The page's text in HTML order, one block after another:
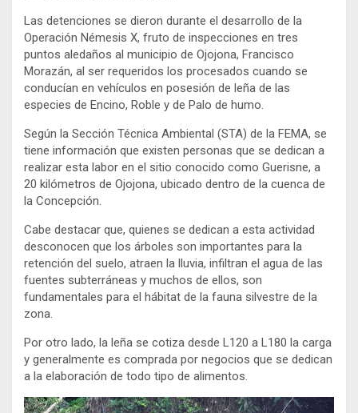
Las detenciones se dieron durante el desarrollo de la
Operación Némesis X, fruto de inspecciones en tres
puntos aledaños al municipio de Ojojona, Francisco
Morazán, al ser requeridos los procesados cuando se
conducían en vehículos en posesión de leña de las
especies de Encino, Roble y de Palo de humo.
Según la Sección Técnica Ambiental (STA) de la FEMA, se
tiene información que existen personas que se dedican a
realizar esta labor en el sitio conocido como Guerisne, a
20 kilómetros de Ojojona, ubicado dentro de la cuenca de
la Concepción.
Cabe destacar que, quienes se dedican a esta actividad
desconocen que los árboles son importantes para la
retención del suelo, atraen la lluvia, infiltran el agua de las
fuentes subterráneas y muchos de ellos, son
fundamentales para el hábitat de la fauna silvestre de la
zona.
Por otro lado, la leña se cotiza desde L120 a L180 la carga
y generalmente es comprada por negocios que se dedican
a la elaboración de todo tipo de alimentos.